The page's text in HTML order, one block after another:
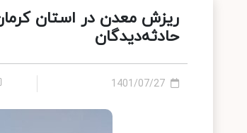
حادثه‌دیدگان
1401/07/27